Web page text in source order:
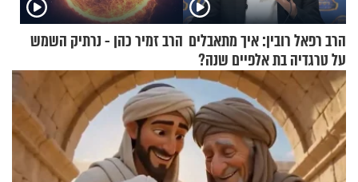
הרב רפאל רובין: איך מתאבלים
על טרגדיה בת אלפיים שנה?
הרב זמיר כהן - נרתיק השמש